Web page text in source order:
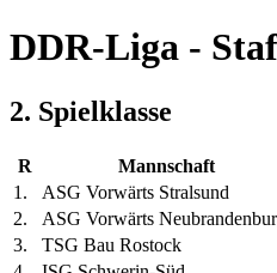
DDR-Liga -
2. Spielklasse
R Mannschaft
1.
ASG Vorwärts Stralsund
2.
ASG Vorwärts
3.
TSG Bau Rostock